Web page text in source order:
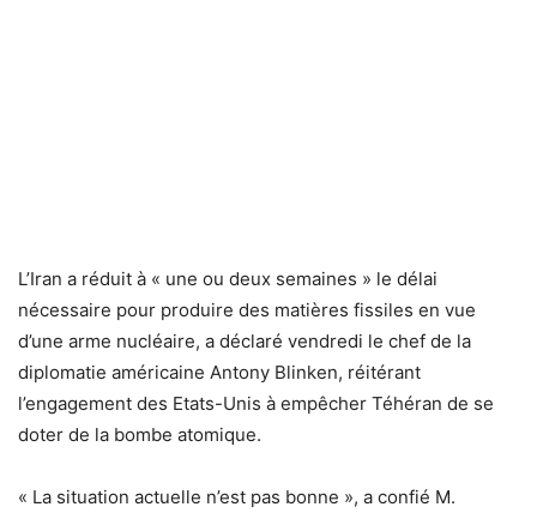
L’Iran a réduit à « une ou deux semaines » le délai
nécessaire pour produire des matières fissiles en vue
d’une arme nucléaire, a déclaré vendredi le chef de la
diplomatie américaine Antony Blinken, réitérant
l’engagement des Etats-Unis à empêcher Téhéran de se
doter de la bombe atomique.
« La situation actuelle n’est pas bonne », a confié M.